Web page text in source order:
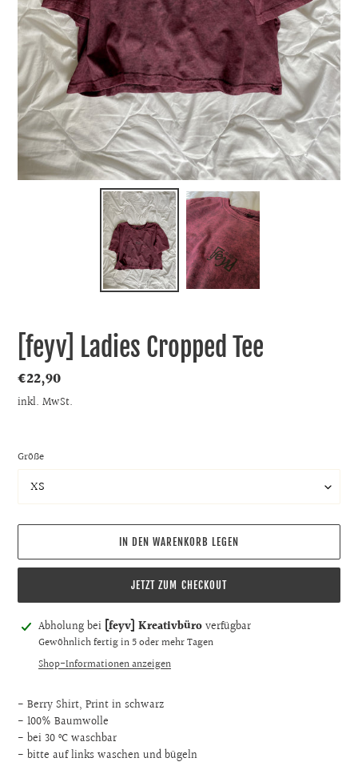
[feyv] Ladies Cropped Tee
Normaler
Preis
€22,90
inkl. MwSt.
Größe
IN DEN WARENKORB LEGEN
JETZT ZUM CHECKOUT
ProduktAbholung bei [feyv] Kreativbüroverfügbar
Gewöhnlich fertig in 5 oder mehr Tagen
Shop-Informationen anzeigen
- Berry Shirt, Print in schwarz
- 100% Baumwolle
- bei 30 °C waschbar
- bitte auf links waschen und bügeln